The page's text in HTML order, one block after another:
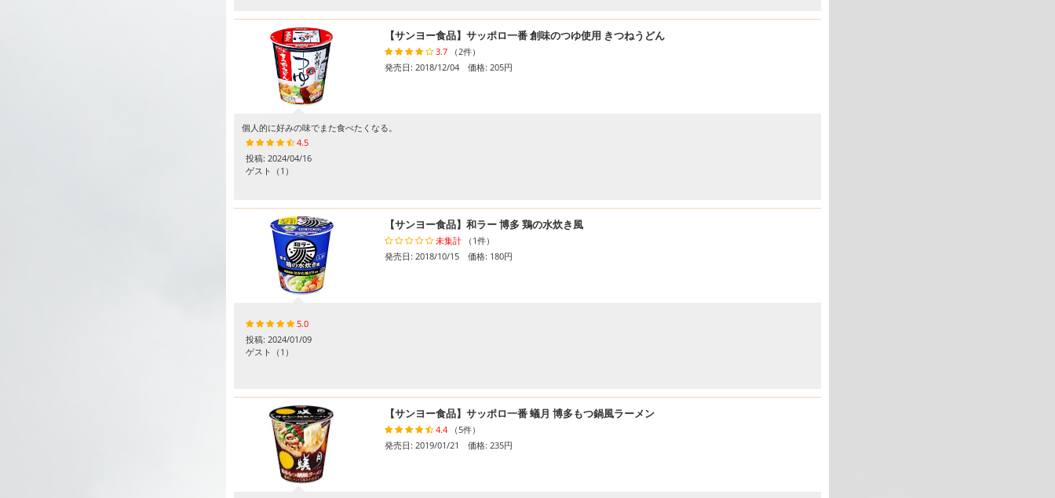
【サンヨー食品】サッポロ一番 創味のつゆ使用 きつねうどん
3.7 （2件）
発売日: 2018/12/04 価格: 205円
個人的に好みの味でまた食べたくなる。
4.5
投稿: 2024/04/16
ゲスト （1）
【サンヨー食品】和ラー 博多 鶏の水炊き風
未集計 （1件）
発売日: 2018/10/15 価格: 180円
5.0
投稿: 2024/01/09
ゲスト （1）
【サンヨー食品】サッポロ一番 蟻月 博多もつ鍋風ラーメン
4.4 （5件）
発売日: 2019/01/21 価格: 235円